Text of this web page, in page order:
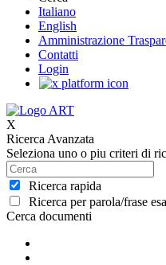
Italiano
English
Amministrazione
Contatti
Login
X
Ricerca Avanzata
Seleziona uno o piu criteri di
Ricerca rapida
Ricerca per parola/frase
Cerca documenti